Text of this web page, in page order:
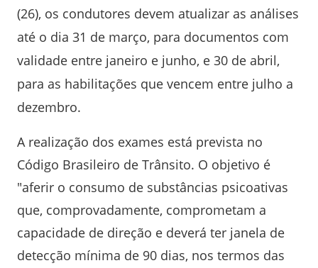
(26), os condutores devem atualizar as análises
até o dia 31 de março, para documentos com
validade entre janeiro e junho, e 30 de abril,
para as habilitações que vencem entre julho a
dezembro.
A realização dos exames está prevista no
Código Brasileiro de Trânsito. O objetivo é
"aferir o consumo de substâncias psicoativas
que, comprovadamente, comprometam a
capacidade de direção e deverá ter janela de
detecção mínima de 90 dias, nos termos das